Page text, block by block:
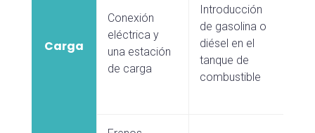
Carga
Conexión
eléctrica y
una estación
de carga
Introducción
de gasolina o
diésel en el
tanque de
combustible